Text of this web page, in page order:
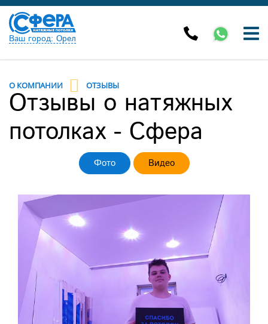
Ваш город: Орел
О КОМПАНИИ ОТЗЫВЫ
Отзывы о натяжных
потолках - Сфера
Фото Видео